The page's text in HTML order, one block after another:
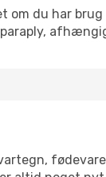
om du har
paraply,